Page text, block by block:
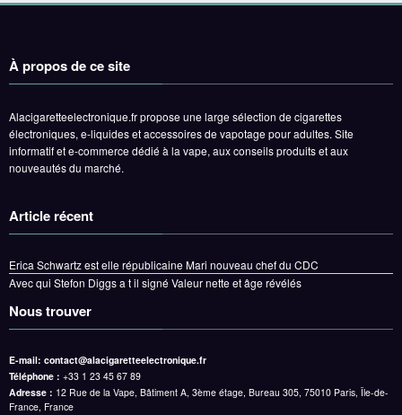
À propos de ce site
Alacigaretteelectronique.fr propose une large sélection de cigarettes
électroniques, e-liquides et accessoires de vapotage pour adultes. Site
informatif et e-commerce dédié à la vape, aux conseils produits et aux
nouveautés du marché.
Article récent
Erica Schwartz est elle républicaine Mari nouveau chef du CDC
Avec qui Stefon Diggs a t il signé Valeur nette et âge révélés
Nous trouver
E-mail: contact@alacigaretteelectronique.fr
Téléphone : +33 1 23 45 67 89
Adresse : 12 Rue de la Vape, Bâtiment A, 3ème étage, Bureau 305, 75010 Paris, Île-de-
France, France